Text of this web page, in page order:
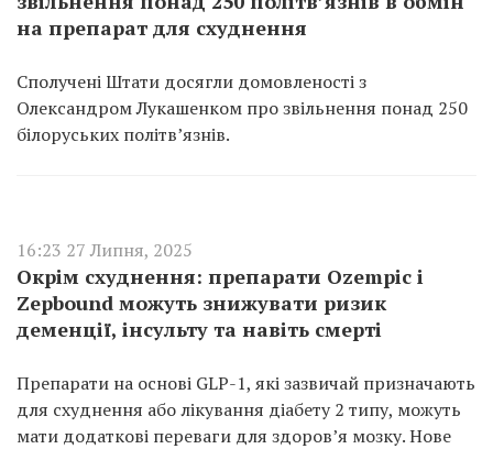
на препарат для схуднення
Сполучені Штати досягли домовленості з
Олександром Лукашенком про звільнення понад 250
білоруських політв’язнів.
16:23 27 Липня, 2025
Окрім схуднення: препарати Ozempic і
Zepbound можуть знижувати ризик
деменції, інсульту та навіть смерті
Препарати на основі GLP-1, які зазвичай призначають
для схуднення або лікування діабету 2 типу, можуть
мати додаткові переваги для здоров’я мозку. Нове